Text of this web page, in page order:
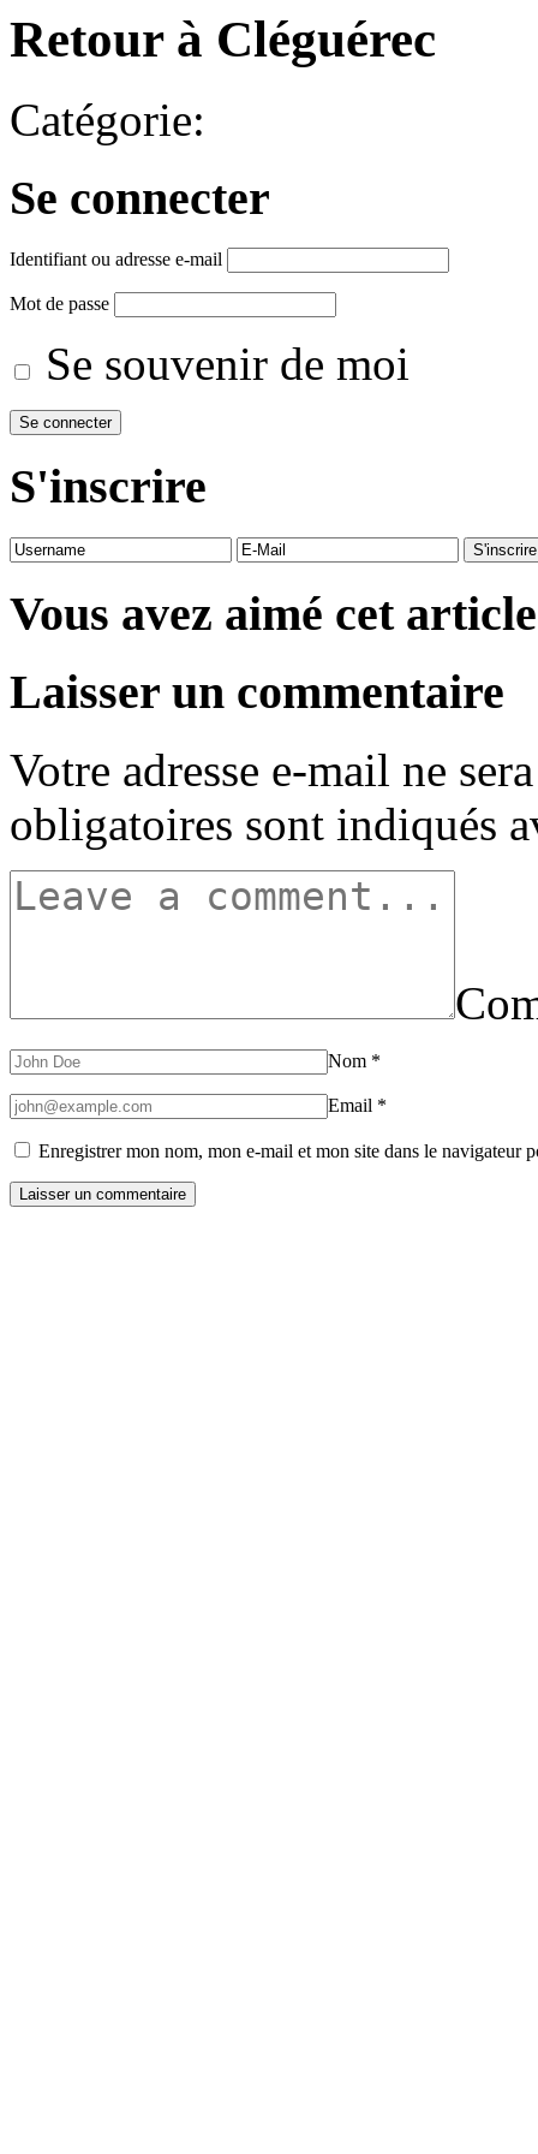
Retour à Cléguérec
Catégorie:
Se connecter
Identifiant ou adresse e-mail
Mot de passe
Se souvenir de moi
S'inscrire
Vous avez aimé cet
Laisser un commentaire
Votre adresse e-mail ne
obligatoires sont indiqués
Nom *
Email *
Enregistrer mon nom, mon e-mail et mon site dans le navigateur